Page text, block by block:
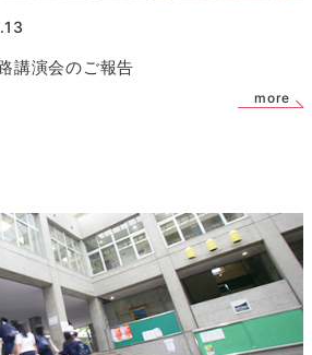
講演会のご報告
more